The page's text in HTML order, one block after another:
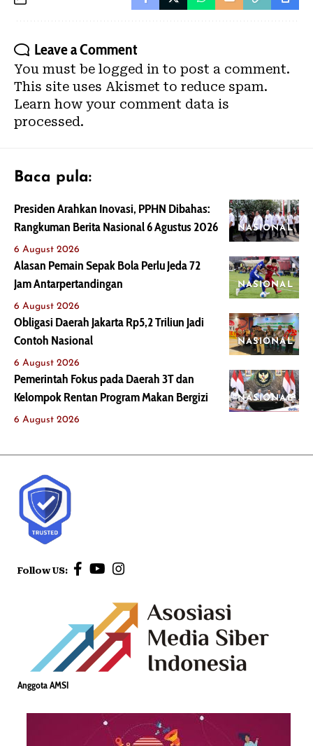
Leave a Comment
You must be logged in to post a comment.
This site uses Akismet to reduce spam.
Learn how your comment data is
processed.
Baca pula:
NASIONAL
Presiden Arahkan Inovasi, PPHN Dibahas:
Rangkuman Berita Nasional 6 Agustus 2026
6 August 2026
NASIONAL
Alasan Pemain Sepak Bola Perlu Jeda 72
Jam Antarpertandingan
6 August 2026
NASIONAL
Obligasi Daerah Jakarta Rp5,2 Triliun Jadi
Contoh Nasional
6 August 2026
NASIONAL
Pemerintah Fokus pada Daerah 3T dan
Kelompok Rentan Program Makan Bergizi
6 August 2026
Follow US:
Anggota AMSI